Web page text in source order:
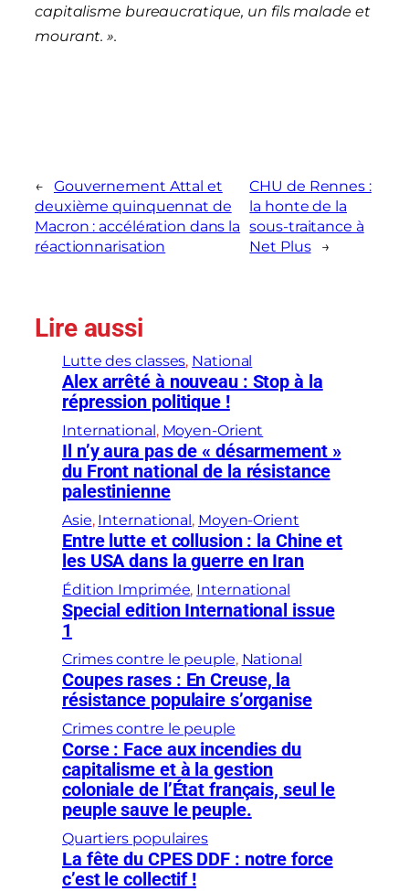
capitalisme bureaucratique, un fils malade et
mourant. ».
←
Gouvernement Attal et
deuxième quinquennat de
Macron : accélération dans la
réactionnarisation
CHU de Rennes :
la honte de la
sous-traitance à
Net Plus
→
Lire aussi
Lutte des classes, National
Alex arrêté à nouveau : Stop à la
répression politique !
International, Moyen-Orient
Il n’y aura pas de « désarmement »
du Front national de la résistance
palestinienne
Asie, International, Moyen-Orient
Entre lutte et collusion : la Chine et
les USA dans la guerre en Iran
Édition Imprimée, International
Special edition International issue
1
Crimes contre le peuple, National
Coupes rases : En Creuse, la
résistance populaire s’organise
Crimes contre le peuple
Corse : Face aux incendies du
capitalisme et à la gestion
coloniale de l’État français, seul le
peuple sauve le peuple.
Quartiers populaires
La fête du CPES DDF : notre force
c’est le collectif !